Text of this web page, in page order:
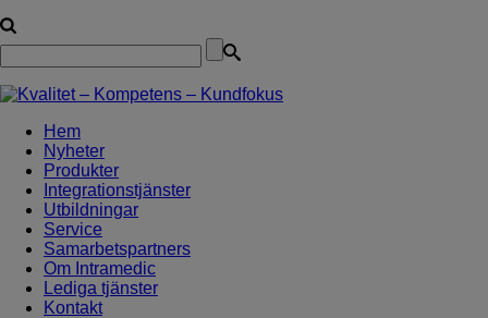
Hem
Nyheter
Produkter
Integrationstjänster
Utbildningar
Service
Samarbetspartners
Om Intramedic
Lediga tjänster
Kontakt